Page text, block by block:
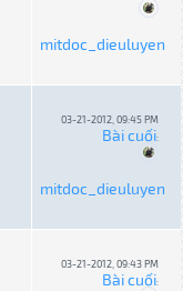
mitdoc_dieuluyen
03-21-2012, 09:45 PM
Bài cuối:
mitdoc_dieuluyen
03-21-2012, 09:43 PM
Bài cuối: